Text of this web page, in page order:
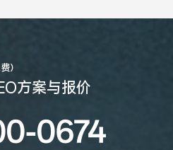
）
方案与报价
0674